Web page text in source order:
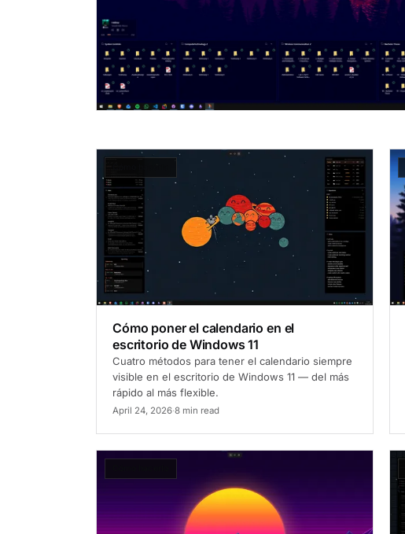
Cómo poner el calendario en el
escritorio de Windows 11
Cuatro métodos para tener el calendario siempre
visible en el escritorio de Windows 11 — del más
rápido al más flexible.
April 24, 2026·8 min read